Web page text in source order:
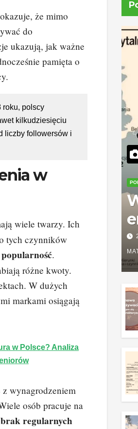
że mimo
do
ukazują, jak ważne
pamięta o
roku, polscy
kilkudziesięciu
liczby followersów i
w
wiele twarzy. Ich
tych czynników
popularność.
różne kwoty.
W dużych
markami osiągają
w Polsce? Analiza
wynagrodzeniem
osób pracuje na
brak regularnych